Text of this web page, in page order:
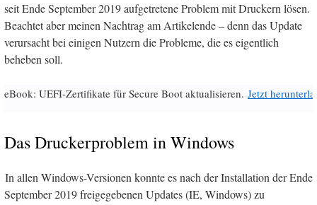
seit Ende September 2019 aufgetretene Problem mit Druckern lösen.
Beachtet aber meinen Nachtrag am Artikelende – denn das Update
verursacht bei einigen Nutzern die Probleme, die es eigentlich
beheben soll.
eBook: UEFI-Zertifikate für Secure Boot aktualisieren. Jetzt
Das Druckerproblem in Windows
In allen Windows-Versionen konnte es nach der Installation der Ende
September 2019 freigegebenen Updates (IE, Windows) zu